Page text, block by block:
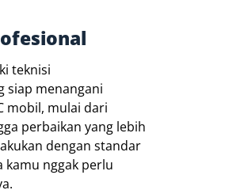
teknisi
siap menangani
mobil, mulai dari
perbaikan yang lebih
dengan standar
kamu nggak perlu